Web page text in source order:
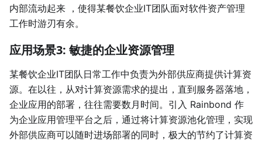
内部流动起来 ，使得某餐饮企业IT团队面对软件资产管理
工作时游刃有余。
应用场景3: 敏捷的企业资源管理
某餐饮企业IT团队日常工作中负责为外部供应商提供计算资
源。在以往，从对计算资源需求的提出，直到服务器落地，
企业应用的部署，往往需要数月时间。引入 Rainbond 作
为企业应用管理平台之后，通过将计算资源池化管理，实现
外部供应商可以随时进场部署的同时，极大的节约了计算资